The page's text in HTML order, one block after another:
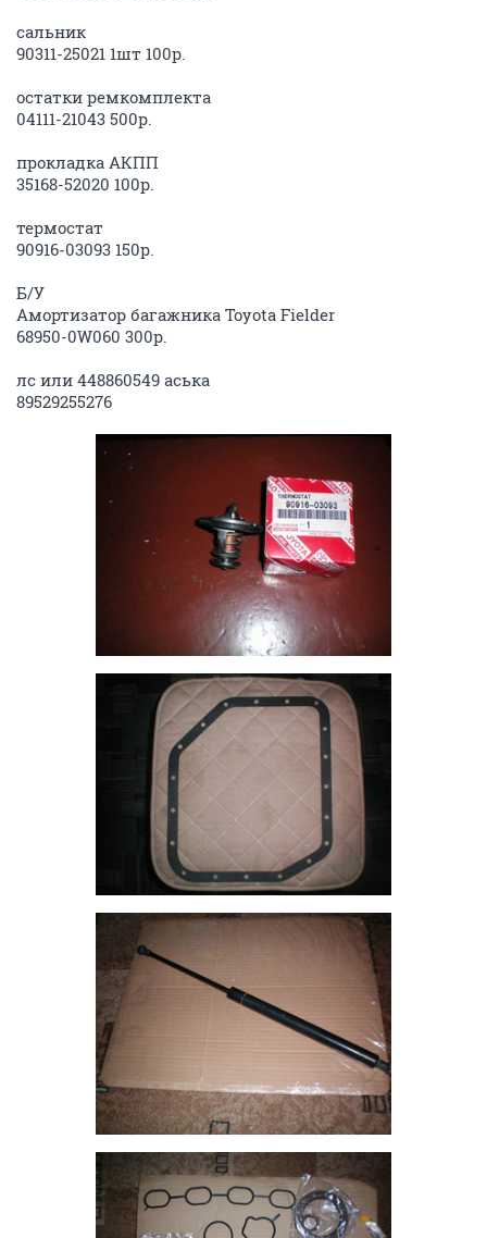
сальник
90311-25021 1шт 100р.
остатки ремкомплекта
04111-21043 500р.
прокладка АКПП
35168-52020 100р.
термостат
90916-03093 150р.
Б/У
Амортизатор багажника Toyota Fielder
68950-0W060 300р.
лс или 448860549 аська
89529255276